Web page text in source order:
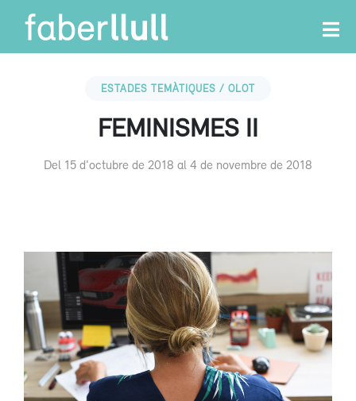
ESTADES TEMÀTIQUES / OLOT
FEMINISMES II
Del 15 d'octubre de 2018 al 4 de novembre de 2018